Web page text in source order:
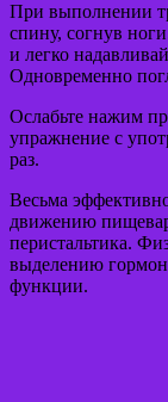
При выполнении
спину, согнув
и легко
Одновременно
Ослабьте нажим
упражнение с
раз.
Весьма
движению
перистальтика.
выделению
функции.